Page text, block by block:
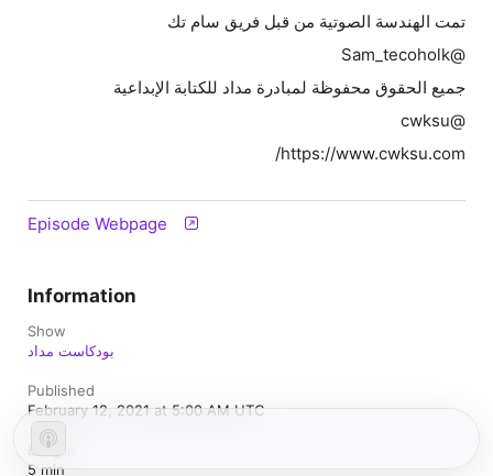
تمت الهندسة الصوتية من قبل فريق سام تك
@Sam_tecoholk
جميع الحقوق محفوظة لمبادرة مداد للكتابة الإبداعية
@cwksu
https://www.cwksu.com/
Episode Webpage
Information
Show
بودكاست مداد
Published
February 12, 2021 at 5:00 AM UTC
Length
5 min